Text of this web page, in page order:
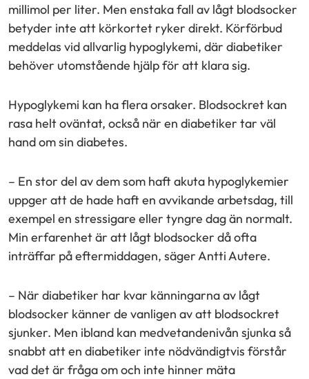
millimol per liter. Men enstaka fall av lågt blodsocker
betyder inte att körkortet ryker direkt. Körförbud
meddelas vid allvarlig hypoglykemi, där diabetiker
behöver utomstående hjälp för att klara sig.
Hypoglykemi kan ha flera orsaker. Blodsockret kan
rasa helt oväntat, också när en diabetiker tar väl
hand om sin diabetes.
– En stor del av dem som haft akuta hypoglykemier
uppger att de hade haft en avvikande arbetsdag, till
exempel en stressigare eller tyngre dag än normalt.
Min erfarenhet är att lågt blodsocker då ofta
inträffar på eftermiddagen, säger Antti Autere.
– När diabetiker har kvar känningarna av lågt
blodsocker känner de vanligen av att blodsockret
sjunker. Men ibland kan medvetandenivån sjunka så
snabbt att en diabetiker inte nödvändigtvis förstår
vad det är fråga om och inte hinner mäta